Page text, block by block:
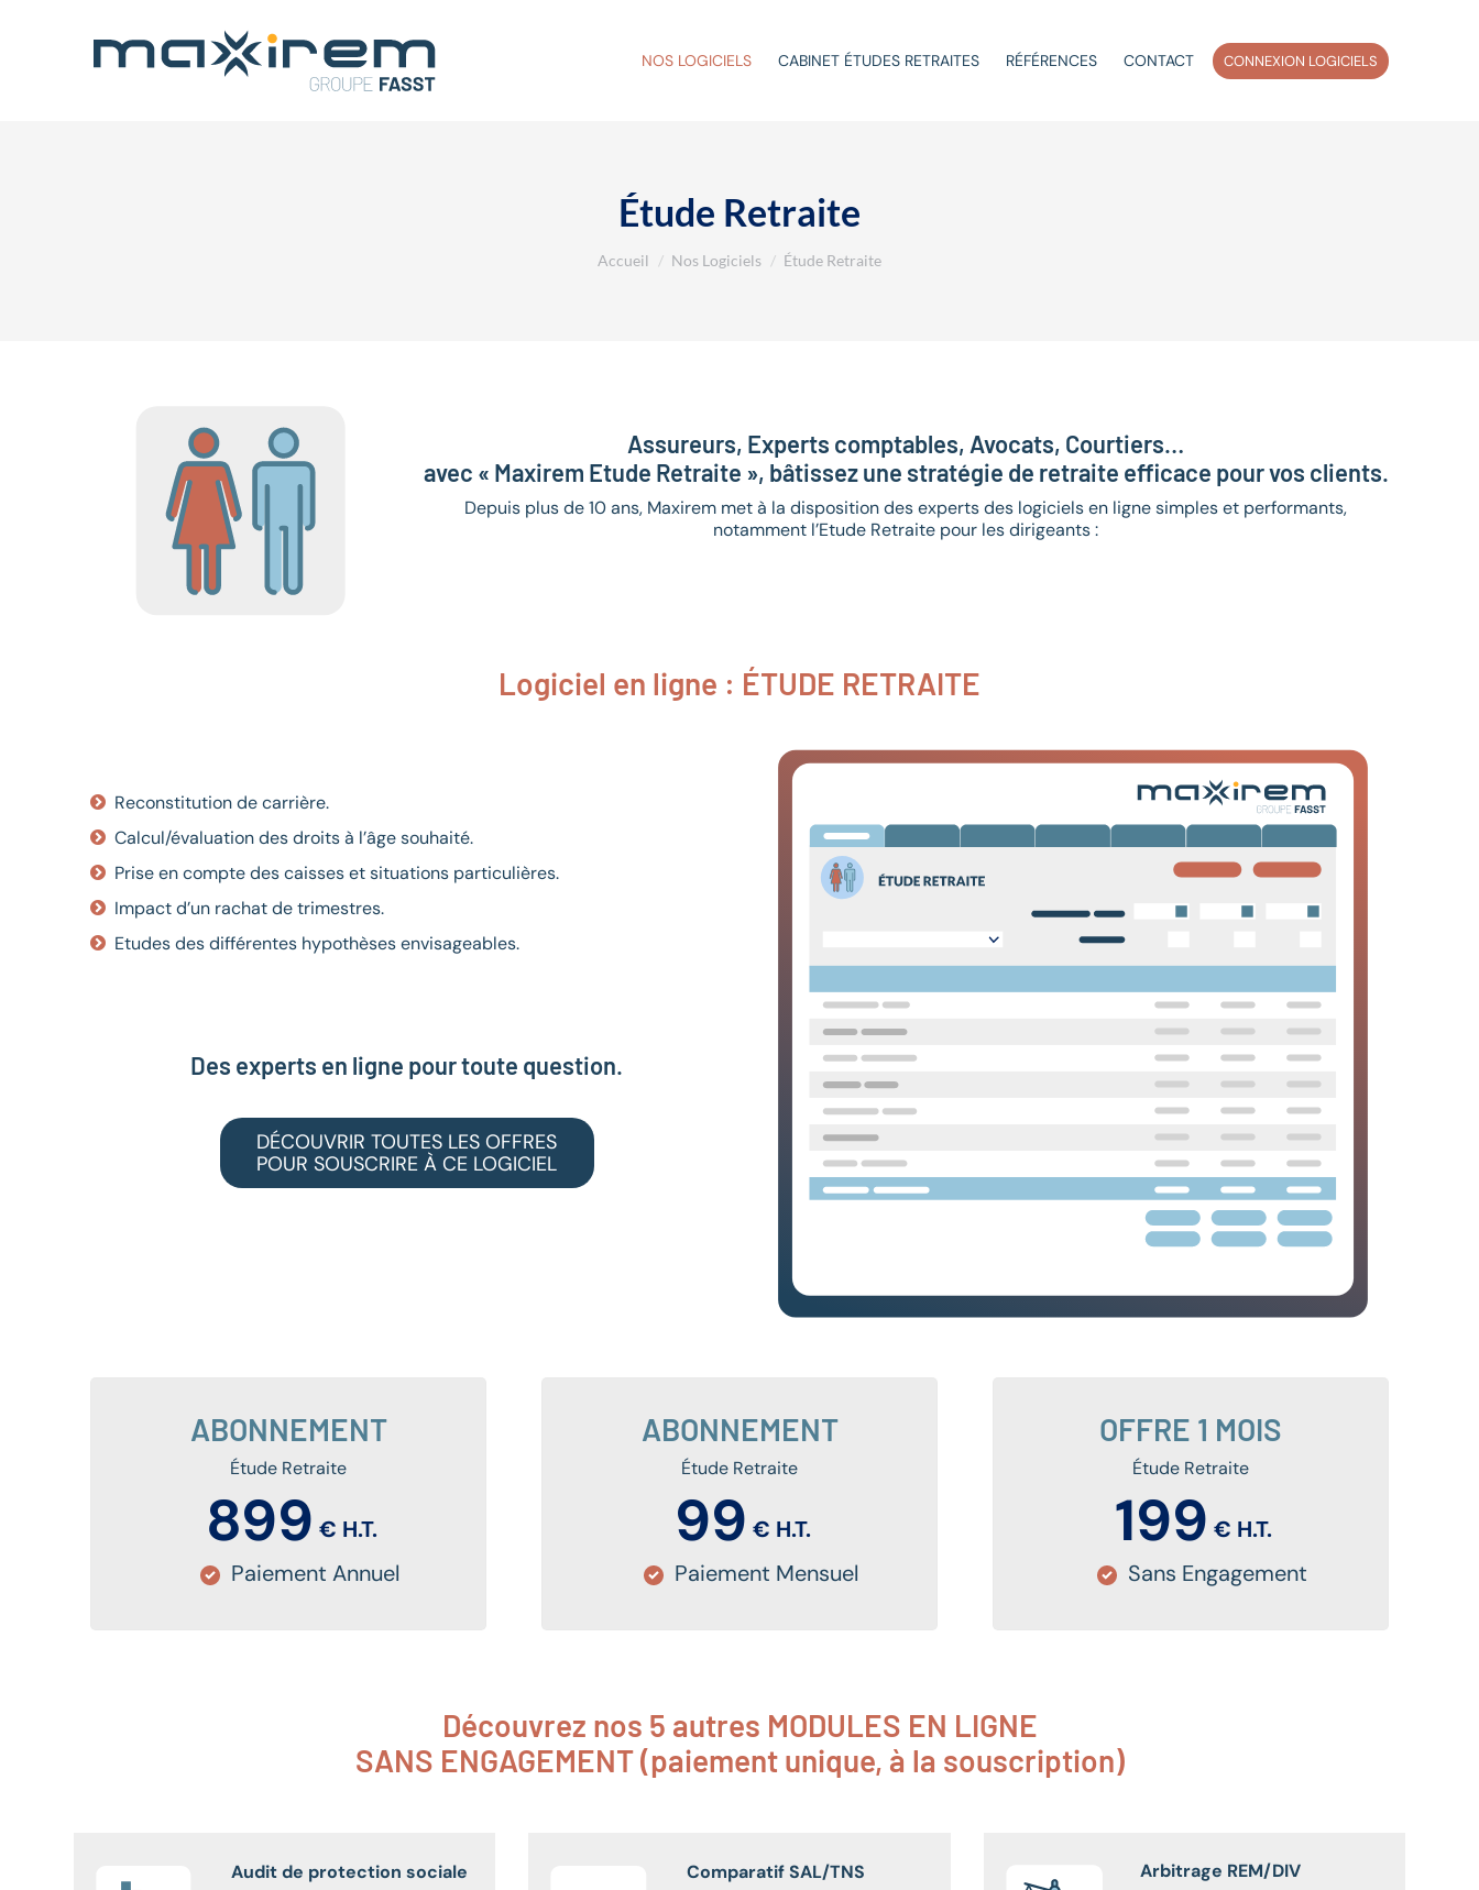
NOS LOGICIELS CABINET ÉTUDES RETRAITES RÉFÉRENCES CONTACT CONNEXION LOGICIELS
Étude Retraite
Accueil Nos Logiciels Étude Retraite
Assureurs, Experts comptables, Avocats, Courtiers…
avec « Maxirem Etude Retraite », bâtissez une stratégie de retraite efficace pour vos clients.
Depuis plus de 10 ans, Maxirem met à la disposition des experts des logiciels en ligne simples et performants,
notamment l’Etude Retraite pour les dirigeants :
Logiciel en ligne : ÉTUDE RETRAITE
Reconstitution de carrière.
Calcul/évaluation des droits à l’âge souhaité.
Prise en compte des caisses et situations particulières.
Impact d’un rachat de trimestres.
Etudes des différentes hypothèses envisageables.
Des experts en ligne pour toute question.
DÉCOUVRIR TOUTES LES OFFRES
POUR SOUSCRIRE À CE LOGICIEL
ABONNEMENT
Étude Retraite
899 € H.T.
Paiement Annuel
ABONNEMENT
Étude Retraite
99 € H.T.
Paiement Mensuel
OFFRE 1 MOIS
Étude Retraite
199 € H.T.
Sans Engagement
Découvrez nos 5 autres MODULES EN LIGNE
SANS ENGAGEMENT (paiement unique, à la souscription)
Audit de protection sociale
Comparatif SAL/TNS
Arbitrage REM/DIV